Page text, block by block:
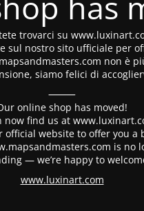
trovarci su
nostro sito ufficiale per
non è
siamo felici di
⸻
online shop has moved!
now find us at
official website to offer you
is no
— we’re happy to
www.luxinart.com